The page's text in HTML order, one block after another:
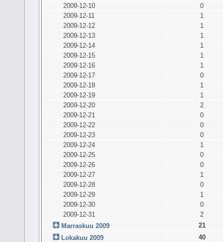
2009-12-10
0
2009-12-11
1
2009-12-12
1
2009-12-13
1
2009-12-14
1
2009-12-15
1
2009-12-16
1
2009-12-17
0
2009-12-18
1
2009-12-19
1
2009-12-20
2
2009-12-21
0
2009-12-22
0
2009-12-23
0
2009-12-24
1
2009-12-25
0
2009-12-26
0
2009-12-27
1
2009-12-28
0
2009-12-29
1
2009-12-30
0
2009-12-31
2
Marraskuu 2009
21
Lokakuu 2009
40